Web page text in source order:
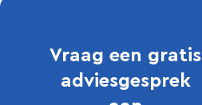
Vraag een gratis
adviesgesprek